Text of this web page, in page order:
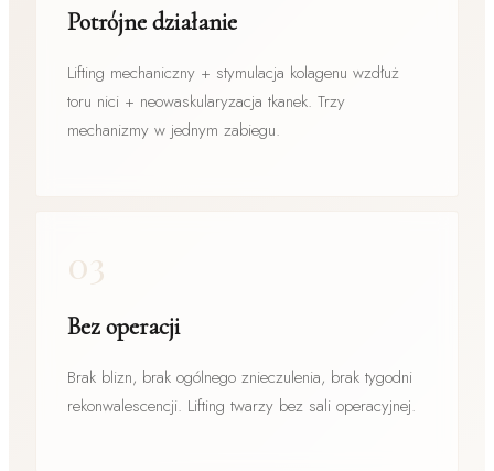
Potrójne działanie
Lifting mechaniczny + stymulacja kolagenu wzdłuż
toru nici + neowaskularyzacja tkanek. Trzy
mechanizmy w jednym zabiegu.
03
Bez operacji
Brak blizn, brak ogólnego znieczulenia, brak tygodni
rekonwalescencji. Lifting twarzy bez sali operacyjnej.